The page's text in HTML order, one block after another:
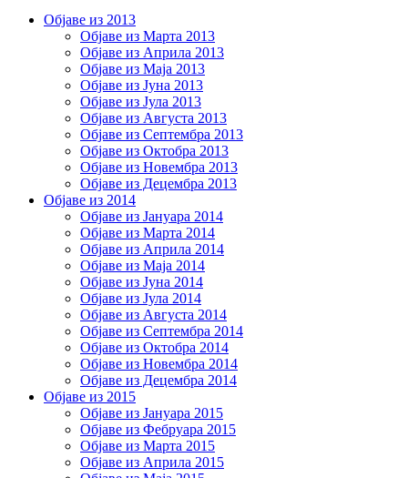
Објаве из 2013
Објаве из Марта 2013
Објаве из Априла 2013
Објаве из Маја 2013
Објаве из Јунa 2013
Објаве из Јула 2013
Објаве из Августа 2013
Објаве из Септембра 2013
Објаве из Октобра 2013
Објаве из Новембра 2013
Објаве из Децембра 2013
Објаве из 2014
Објаве из Јануара 2014
Објаве из Марта 2014
Објаве из Априла 2014
Објаве из Маја 2014
Објаве из Јуна 2014
Објаве из Јула 2014
Објаве из Августа 2014
Објаве из Септембра 2014
Објаве из Октобра 2014
Објаве из Новембра 2014
Објаве из Децембра 2014
Објаве из 2015
Објаве из Јануара 2015
Објаве из Фебруара 2015
Објаве из Марта 2015
Објаве из Априла 2015